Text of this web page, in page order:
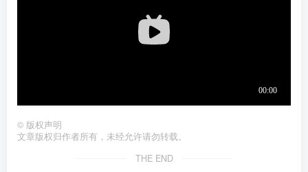
© 版权声明
文章版权归作者所有，未经允许请勿转载。
THE END